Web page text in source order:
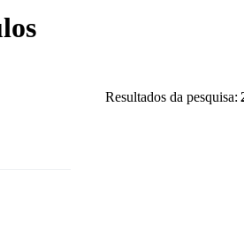
Resultados da pesquisa: